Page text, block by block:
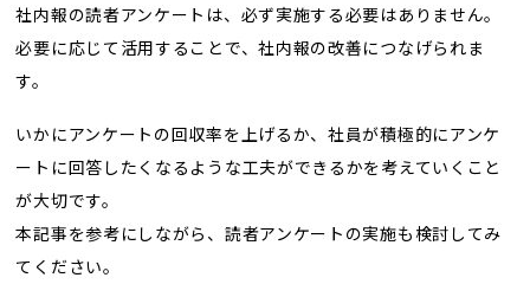
社内報の読者アンケートは、必ず実施する必要はありません。
必要に応じて活用することで、社内報の改善につなげられま
す。
いかにアンケートの回収率を上げるか、社員が積極的にアンケ
ートに回答したくなるような工夫ができるかを考えていくこと
が大切です。
本記事を参考にしながら、読者アンケートの実施も検討してみ
てください。